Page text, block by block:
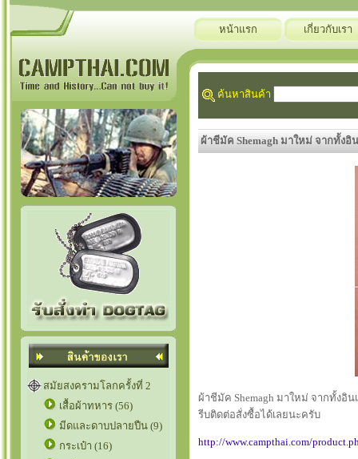
หน้าแรก เกี่ยวกับเรา
สมัยสงครามโลกครั้งที่ 2
เสื้อผ้าทหาร (56)
มีดและดาบปลายปืน (9)
กระเป๋า (16)
ค้นหาสินค้า
ผ้าชีมัค Shemagh มาใหม่ จากทั้งอิ
ผ้าชีมัค Shemagh มาใหม่ จากทั้งอิ
รีบติดต่อสั่งซื้อได้เลยนะครับ
http://www.campthai.com/